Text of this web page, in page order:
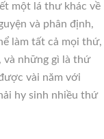
một lá thư khác về
và phân định,
làm tất cả mọi thứ,
và những gì là thứ
vài năm với
hy sinh nhiều thứ